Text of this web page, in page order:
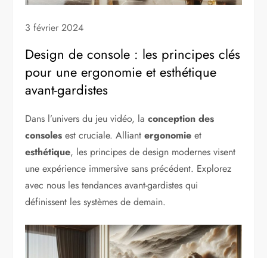
3 février 2024
Design de console : les principes clés
pour une ergonomie et esthétique
avant-gardistes
Dans l’univers du jeu vidéo, laconception des
consoles est cruciale. Alliantergonomie et
esthétique, les principes de design modernes visent
une expérience immersive sans précédent. Explorez
avec nous les tendances avant-gardistes qui
définissent les systèmes de demain.